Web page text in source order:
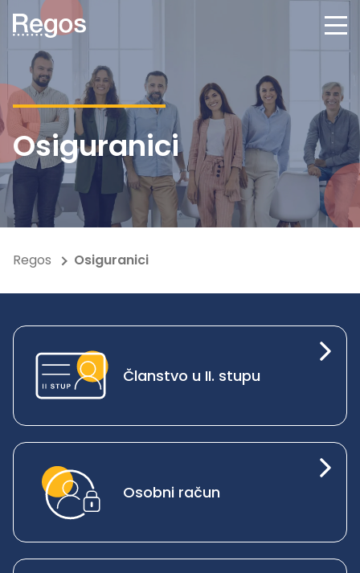
Osiguranici
Regos Osiguranici
Članstvo u II. stupu
Osobni račun